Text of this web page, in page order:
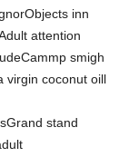
inn
attention
smigh
virgin coconut oill
stand